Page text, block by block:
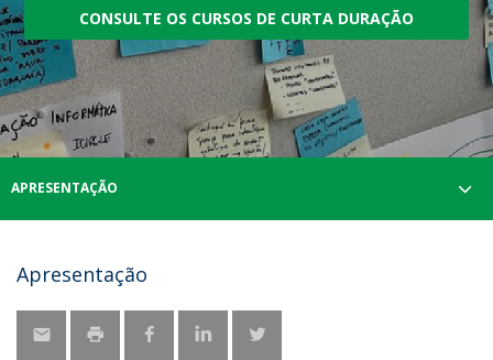
CONSULTE OS CURSOS DE CURTA DURAÇÃO
APRESENTAÇÃO
Apresentação